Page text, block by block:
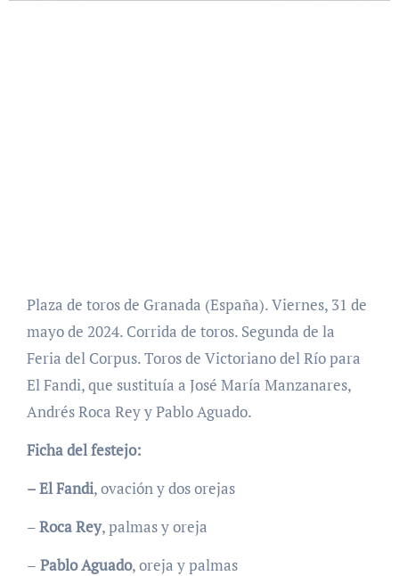
Plaza de toros de Granada (España). Viernes, 31 de
mayo de 2024. Corrida de toros. Segunda de la
Feria del Corpus. Toros de Victoriano del Río para
El Fandi, que sustituía a José María Manzanares,
Andrés Roca Rey y Pablo Aguado.
Ficha del festejo:
– El Fandi, ovación y dos orejas
–Roca Rey, palmas y oreja
– Pablo Aguado, oreja y palmas